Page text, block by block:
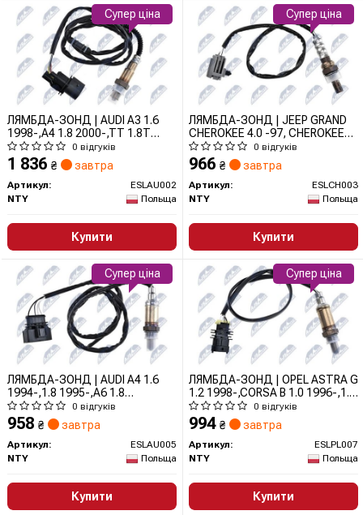
ЛЯМБДА-ЗОНД | AUDI A3 1.6
1998-,A4 1.8 2000-,TT 1.8T
2000-,SKODA OCTAVIA 1.6
2000-,VW GOLF IV 1.6
1999-/REGULACYJNA/
ESLAU002 NTY
0 відгуків
1 836 ₴ завтра
Артикул:
ESLAU002
NTY
Польща
Купити
Супер ціна
ЛЯМБДА-ЗОНД | JEEP GRAND
CHEROKEE 4.0 -97, CHEROKEE
4.0 97-99, WRANGLER 97-00
/REGULACYJNA/
ESLCH003 NTY
0 відгуків
966 ₴ завтра
Артикул:
ESLCH003
NTY
Польща
Купити
Супер ціна
ЛЯМБДА-ЗОНД | AUDI A4 1.6
1994-,1.8 1995-,A6 1.8
1997-,VW PASSAT 1.6,1.8
1996-/REGULACYJNA/
ESLAU005 NTY
0 відгуків
958 ₴ завтра
Артикул:
ESLAU005
NTY
Польща
Купити
Супер ціна
ЛЯМБДА-ЗОНД | OPEL ASTRA G
1.2 1998-,CORSA B 1.0 1996-,1.2
1998-/REGULACYJNA/ ESLPL007
NTY
0 відгуків
994 ₴ завтра
Артикул:
ESLPL007
NTY
Польща
Купити
Супер ціна